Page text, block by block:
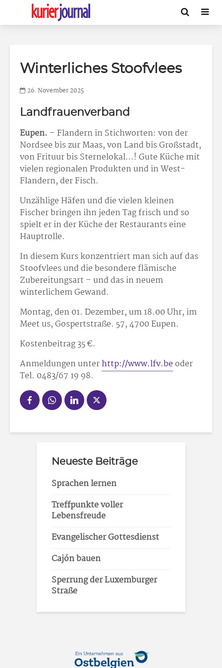
Winterliches Stoofvlees
26. November 2025
Landfrauenverband
Eupen. – Flandern in Stichworten: von der
Nordsee bis zur Maas, von Land bis Großstadt,
von Frituur bis Sternelokal…! Gute Küche mit
vielen regionalen Produkten und in West-
Flandern, der Fisch.
Unzählige Häfen und die vielen kleinen
Fischer bringen ihn jeden Tag frisch und so
spielt er in der Küche der Restaurants eine
Hauptrolle.
In diesem Kurs konzentriert man sich auf das
Stoofvlees und die besondere flämische
Zubereitungsart – und das in neuem
winterlichem Gewand.
Montag, den 01. Dezember, um 18.00 Uhr, im
Meet us, Gospertstraße. 57, 4700 Eupen.
Kostenbeitrag 35 €.
Anmeldungen unterhttp://www.lfv.beoder
Tel. 0483/67 19 98.
Neueste Beiträge
Sprachen lernen
Treffpunkte voller
Lebensfreude
Evangelischer Gottesdienst
Cajón bauen
Sperrung der Luxemburger
Straße